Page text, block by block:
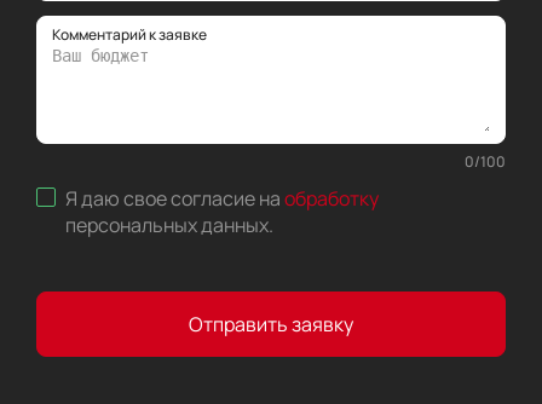
Комментарий к заявке
0/100
Я даю свое согласие наобработку
персональных данных.
Отправить заявку